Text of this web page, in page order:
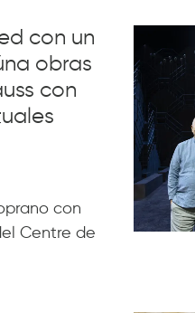
con un
obras
con
con
Centre de